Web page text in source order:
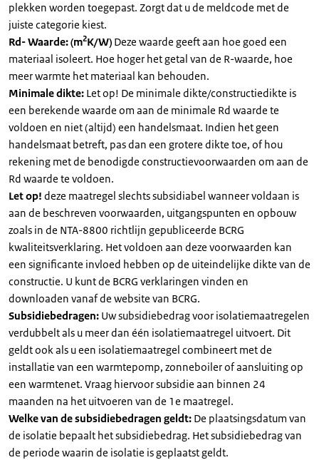
plekken worden toegepast. Zorgt dat u de meldcode met de
juiste categorie kiest.
Rd- Waarde: (m2K/W) Deze waarde geeft aan hoe goed een
materiaal isoleert. Hoe hoger het getal van de R-waarde, hoe
meer warmte het materiaal kan behouden.
Minimale dikte: Let op! De minimale dikte/constructiedikte is
een berekende waarde om aan de minimale Rd waarde te
voldoen en niet (altijd) een handelsmaat. Indien het geen
handelsmaat betreft, pas dan een grotere dikte toe, of hou
rekening met de benodigde constructievoorwaarden om aan de
Rd waarde te voldoen.
Let op! deze maatregel slechts subsidiabel wanneer voldaan is
aan de beschreven voorwaarden, uitgangspunten en opbouw
zoals in de NTA-8800 richtlijn gepubliceerde BCRG
kwaliteitsverklaring. Het voldoen aan deze voorwaarden kan
een significante invloed hebben op de uiteindelijke dikte van de
constructie. U kunt de BCRG verklaringen vinden en
downloaden vanaf de website van BCRG.
Subsidiebedragen: Uw subsidiebedrag voor isolatiemaatregelen
verdubbelt als u meer dan één isolatiemaatregel uitvoert. Dit
geldt ook als u een isolatiemaatregel combineert met de
installatie van een warmtepomp, zonneboiler of aansluiting op
een warmtenet. Vraag hiervoor subsidie aan binnen 24
maanden na het uitvoeren van de 1e maatregel.
Welke van de subsidiebedragen geldt: De plaatsingsdatum van
de isolatie bepaalt het subsidiebedrag. Het subsidiebedrag van
de periode waarin de isolatie is geplaatst geldt.